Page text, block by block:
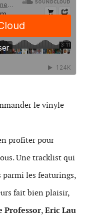
le vinyle
profiter pour
Une tracklist qui
les featurings,
fait bien plaisir,
Professor,Eric Lau